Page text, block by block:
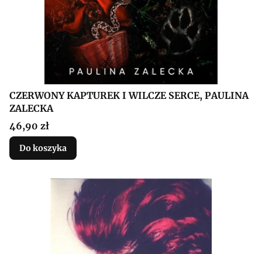
CZERWONY KAPTUREK I WILCZE SERCE, PAULINA
ZALECKA
Cena
46,90 zł
Do koszyka